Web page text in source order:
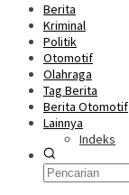
Berita
Kriminal
Politik
Otomotif
Olahraga
Tag Berita
Berita Otomotif
Lainnya
Indeks